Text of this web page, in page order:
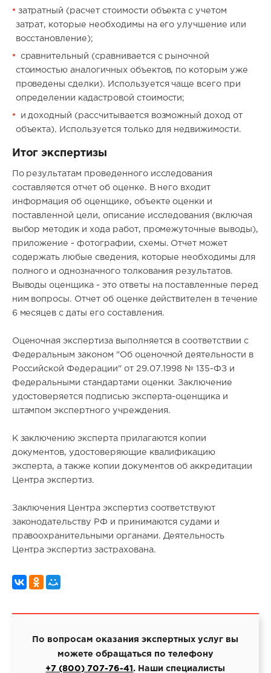
затратный (расчет стоимости объекта с учетом
затрат, которые необходимы на его улучшение или
восстановление);
сравнительный (сравнивается с рыночной
стоимостью аналогичных объектов, по которым уже
проведены сделки). Используется чаще всего при
определении кадастровой стоимости;
и доходный (рассчитывается возможный доход от
объекта). Используется только для недвижимости.
Итог экспертизы
По результатам проведенного исследования
составляется отчет об оценке. В него входит
информация об оценщике, объекте оценки и
поставленной цели, описание исследования (включая
выбор методик и хода работ, промежуточные выводы),
приложение - фотографии, схемы. Отчет может
содержать любые сведения, которые необходимы для
полного и однозначного толкования результатов.
Выводы оценщика - это ответы на поставленные перед
ним вопросы. Отчет об оценке действителен в течение
6 месяцев с даты его составления.
Оценочная экспертиза выполняется в соответствии с
Федеральным законом "Об оценочной деятельности в
Российской Федерации" от 29.07.1998 № 135-ФЗ и
федеральными стандартами оценки. Заключение
удостоверяется подписью эксперта-оценщика и
штампом экспертного учреждения.
К заключению эксперта прилагаются копии
документов, удостоверяющие квалификацию
эксперта, а также копии документов об аккредитации
Центра экспертиз.
Заключения Центра экспертиз соответствуют
законодательству РФ и принимаются судами и
правоохранительными органами. Деятельность
Центра экспертиз застрахована.
По вопросам оказания экспертных услуг вы
можете обращаться по телефону
+7 (800) 707-76-41. Наши специалисты